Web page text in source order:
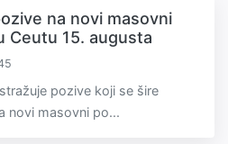
na novi masovni
Ceutu 15. augusta
pozive koji se šire
novi masovni po...